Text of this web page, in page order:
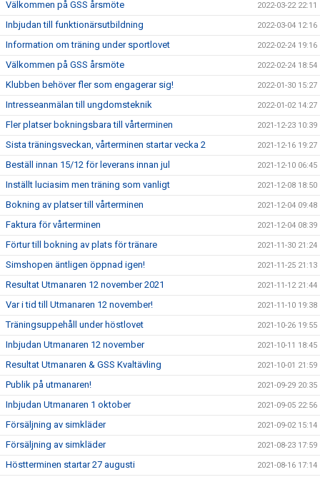
Välkommen på GSS årsmöte 2022-03-22 22:11
Inbjudan till funktionärsutbildning 2022-03-04 12:16
Information om träning under sportlovet 2022-02-24 19:16
Välkommen på GSS årsmöte 2022-02-24 18:54
Klubben behöver fler som engagerar sig! 2022-01-30 15:27
Intresseanmälan till ungdomsteknik 2022-01-02 14:27
Fler platser bokningsbara till vårterminen 2021-12-23 10:39
Sista träningsveckan, vårterminen startar vecka 2 2021-12-16 19:27
Beställ innan 15/12 för leverans innan jul 2021-12-10 06:45
Inställt luciasim men träning som vanligt 2021-12-08 18:50
Bokning av platser till vårterminen 2021-12-04 09:48
Faktura för vårterminen 2021-12-04 08:39
Förtur till bokning av plats för tränare 2021-11-30 21:24
Simshopen äntligen öppnad igen! 2021-11-25 21:13
Resultat Utmanaren 12 november 2021 2021-11-12 21:44
Var i tid till Utmanaren 12 november! 2021-11-10 19:38
Träningsuppehåll under höstlovet 2021-10-26 19:55
Inbjudan Utmanaren 12 november 2021-10-11 18:45
Resultat Utmanaren & GSS Kvaltävling 2021-10-01 21:59
Publik på utmanaren! 2021-09-29 20:35
Inbjudan Utmanaren 1 oktober 2021-09-05 22:56
Försäljning av simkläder 2021-09-02 15:14
Försäljning av simkläder 2021-08-23 17:59
Höstterminen startar 27 augusti 2021-08-16 17:14